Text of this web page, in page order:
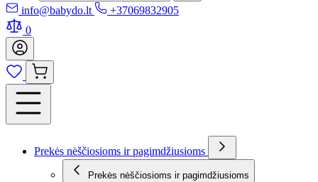
info@babydo.lt
+37069832905
0
Prekės nėščiosioms ir pagimdžiusioms
Prekės nėščiosioms ir pagimdžiusioms